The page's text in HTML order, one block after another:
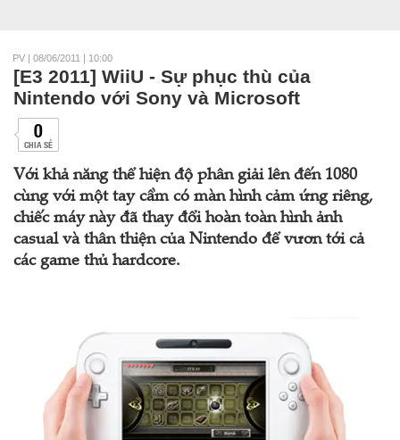
PV | 08/06/2011 | 10:00
[E3 2011] WiiU - Sự phục thù của
Nintendo với Sony và Microsoft
0
CHIA SẺ
Với khả năng thể hiện độ phân giải lên đến 1080
cùng với một tay cầm có màn hình cảm ứng riêng,
chiếc máy này đã thay đổi hoàn toàn hình ảnh
casual và thân thiện của Nintendo để vươn tới cả
các game thủ hardcore.